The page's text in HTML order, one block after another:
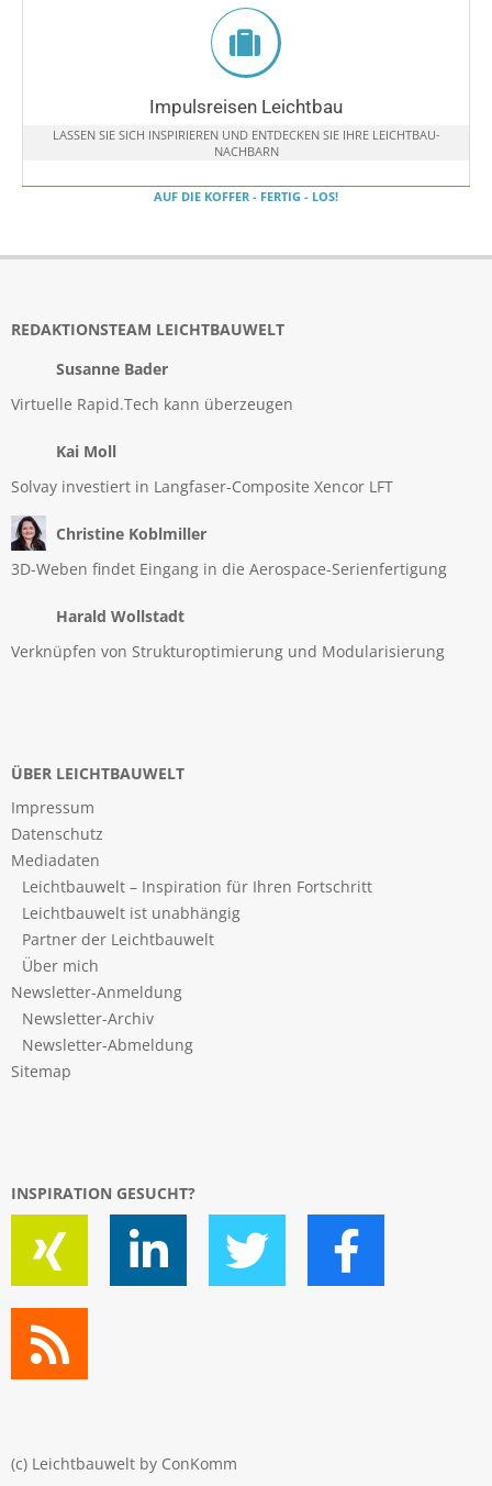
Impulsreisen Leichtbau
LASSEN SIE SICH INSPIRIEREN UND ENTDECKEN SIE IHRE LEICHTBAU-
NACHBARN
AUF DIE KOFFER - FERTIG - LOS!
REDAKTIONSTEAM LEICHTBAUWELT
Susanne Bader
Virtuelle Rapid.Tech kann überzeugen
Kai Moll
Solvay investiert in Langfaser-Composite Xencor LFT
Christine Koblmiller
3D-Weben findet Eingang in die Aerospace-Serienfertigung
Harald Wollstadt
Verknüpfen von Strukturoptimierung und Modularisierung
ÜBER LEICHTBAUWELT
Impressum
Datenschutz
Mediadaten
Leichtbauwelt – Inspiration für Ihren Fortschritt
Leichtbauwelt ist unabhängig
Partner der Leichtbauwelt
Über mich
Newsletter-Anmeldung
Newsletter-Archiv
Newsletter-Abmeldung
Sitemap
INSPIRATION GESUCHT?
(c) Leichtbauwelt by ConKomm